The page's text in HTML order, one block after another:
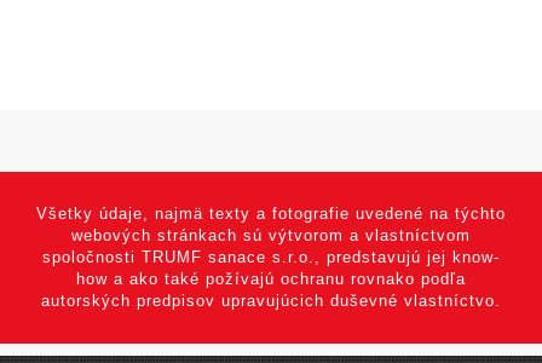
Všetky údaje, najmä texty a fotografie uvedené na týchto
webových stránkach sú výtvorom a vlastníctvom
spoločnosti TRUMF sanace s.r.o., predstavujú jej know-
how a ako také požívajú ochranu rovnako podľa
autorských predpisov upravujúcich duševné vlastníctvo.